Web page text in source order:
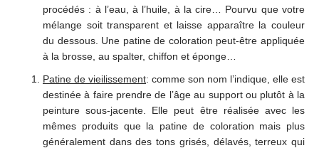
procédés : à l’eau, à l’huile, à la cire… Pourvu que votre
mélange soit transparent et laisse apparaître la couleur
du dessous. Une patine de coloration peut-être appliquée
à la brosse, au spalter, chiffon et éponge…
Patine de vieilissement: comme son nom l’indique, elle est
destinée à faire prendre de l’âge au support ou plutôt à la
peinture sous-jacente. Elle peut être réalisée avec les
mêmes produits que la patine de coloration mais plus
généralement dans des tons grisés, délavés, terreux qui